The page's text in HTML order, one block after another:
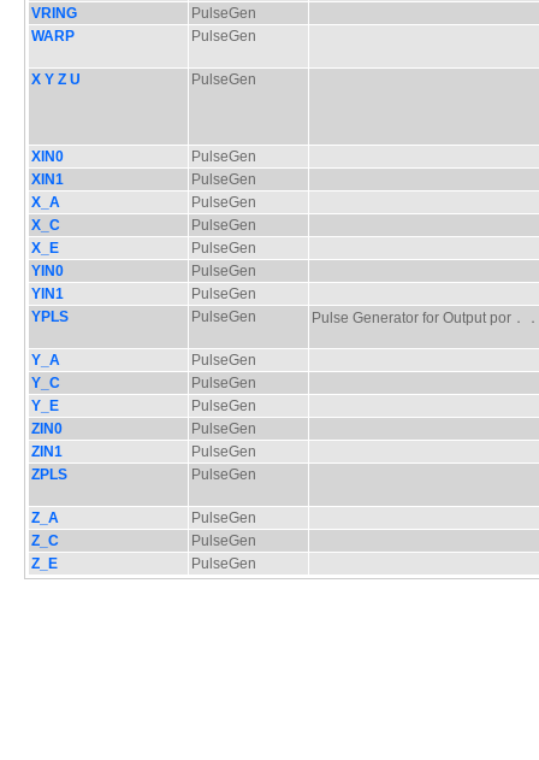
VRING
PulseGen
WARP
PulseGen
X Y Z U PulseGen
XIN0
PulseGen
XIN1
PulseGen
X_A
PulseGen
X_C
PulseGen
X_E
PulseGen
YIN0
PulseGen
YIN1
PulseGen
YPLS
PulseGen Pulse Generator for Output por．
Y_A
PulseGen
Y_C
PulseGen
Y_E
PulseGen
ZIN0
PulseGen
ZIN1
PulseGen
ZPLS
PulseGen
Z_A
PulseGen
Z_C
PulseGen
Z_E
PulseGen